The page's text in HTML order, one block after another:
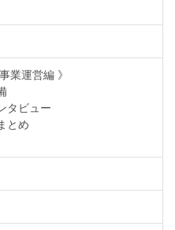
業運営編 》
タビュー
とめ